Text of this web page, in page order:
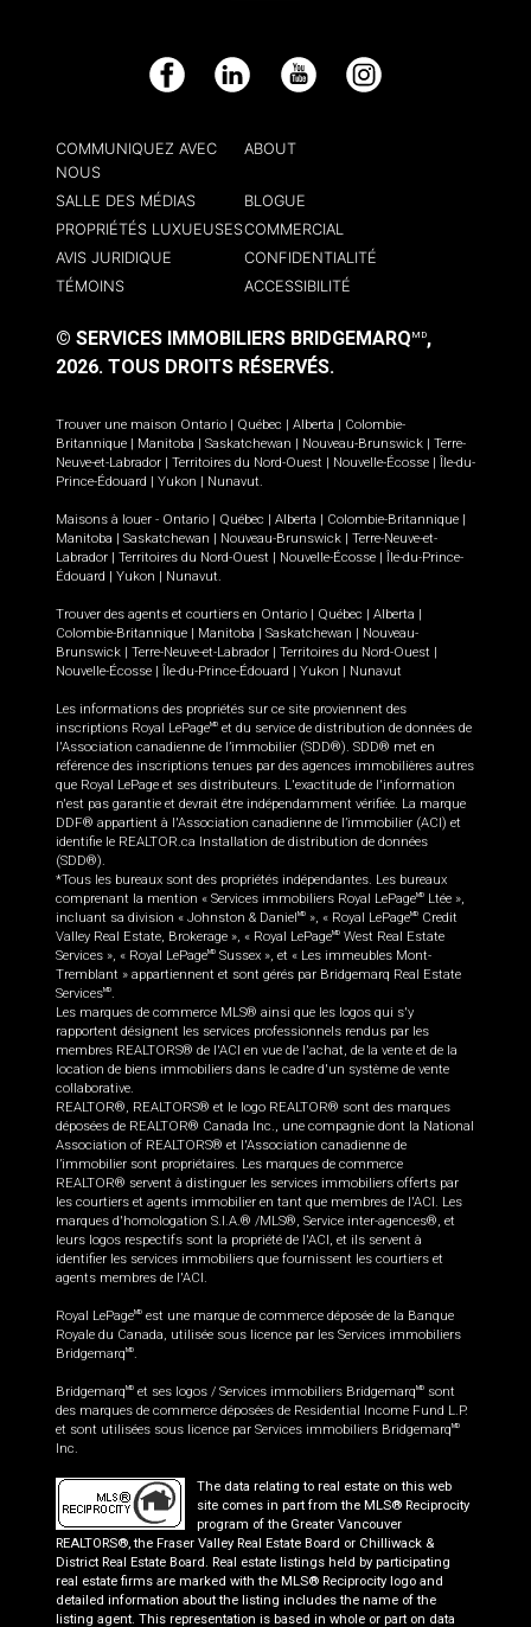
Facebook LinkedIn YouTube Instagram
COMMUNIQUEZ AVEC
NOUS
ABOUT
SALLE DES MÉDIAS
BLOGUE
PROPRIÉTÉS LUXUEUSESCOMMERCIAL
AVIS JURIDIQUE
CONFIDENTIALITÉ
TÉMOINS
ACCESSIBILITÉ
© SERVICES IMMOBILIERS BRIDGEMARQ MD,
2026. TOUS DROITS RÉSERVÉS.
Trouver une maison Ontario | Québec | Alberta | Colombie-
Britannique | Manitoba | Saskatchewan | Nouveau-Brunswick | Terre-
Neuve-et-Labrador | Territoires du Nord-Ouest | Nouvelle-Écosse | Île-du-
Prince-Édouard | Yukon | Nunavut.
Maisons à louer - Ontario | Québec | Alberta | Colombie-Britannique |
Manitoba | Saskatchewan | Nouveau-Brunswick | Terre-Neuve-et-
Labrador | Territoires du Nord-Ouest | Nouvelle-Écosse | Île-du-Prince-
Édouard | Yukon | Nunavut.
Trouver des agents et courtiers en Ontario | Québec | Alberta |
Colombie-Britannique | Manitoba | Saskatchewan | Nouveau-
Brunswick | Terre-Neuve-et-Labrador | Territoires du Nord-Ouest |
Nouvelle-Écosse | Île-du-Prince-Édouard | Yukon | Nunavut
Les informations des propriétés sur ce site proviennent des
inscriptions Royal LePageMD et du service de distribution de données de
l'Association canadienne de l’immobilier (SDD®). SDD® met en
référence des inscriptions tenues par des agences immobilières autres
que Royal LePage et ses distributeurs. L'exactitude de l'information
n'est pas garantie et devrait être indépendamment vérifiée. La marque
DDF® appartient à l'Association canadienne de l’immobilier (ACI) et
identifie le REALTOR.ca Installation de distribution de données
(SDD®).
*Tous les bureaux sont des propriétés indépendantes. Les bureaux
comprenant la mention « Services immobiliers Royal LePageMD
Ltée »,
incluant sa division « Johnston & DanielMD », « Royal LePageMD
Credit
Valley Real Estate, Brokerage », « Royal LePageMD West Real Estate
Services », « Royal LePageMD Sussex », et « Les immeubles Mont-
Tremblant » appartiennent et sont gérés par Bridgemarq Real Estate
ServicesMD.
Les marques de commerce MLS® ainsi que les logos qui s'y
rapportent désignent les services professionnels rendus par les
membres REALTORS® de l'ACI en vue de l'achat, de la vente et de la
location de biens immobiliers dans le cadre d'un système de vente
collaborative.
REALTOR®, REALTORS® et le logo REALTOR® sont des marques
déposées de REALTOR® Canada Inc., une compagnie dont la National
Association of REALTORS® et l'Association canadienne de
l’immobilier sont propriétaires. Les marques de commerce
REALTOR® servent à distinguer les services immobiliers offerts par
les courtiers et agents immobilier en tant que membres de l'ACI. Les
marques d'homologation S.I.A.® /MLS®, Service inter-agences®, et
leurs logos respectifs sont la propriété de l'ACI, et ils servent à
identifier les services immobiliers que fournissent les courtiers et
agents membres de l'ACI.
Royal LePageMD est une marque de commerce déposée de la Banque
Royale du Canada, utilisée sous licence par les Services immobiliers
BridgemarqMD.
BridgemarqMD et ses logos / Services immobiliers BridgemarqMD
sont
des marques de commerce déposées de Residential Income Fund L.P.
et sont utilisées sous licence par Services immobiliers BridgemarqMD
Inc.
The data relating to real estate on this web
site comes in part from the MLS® Reciprocity
program of the Greater Vancouver
REALTORS®, the Fraser Valley Real Estate Board or Chilliwack &
District Real Estate Board. Real estate listings held by participating
real estate firms are marked with the MLS® Reciprocity logo and
detailed information about the listing includes the name of the
listing agent. This representation is based in whole or part on data